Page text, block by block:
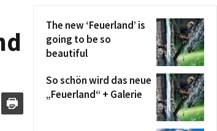
The new ‘Feuerland’ is
going to be so
beautiful
So schön wird das neue
„Feuerland“ + Galerie